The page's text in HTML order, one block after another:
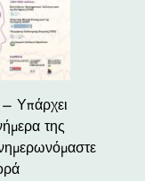
Υπάρχει
της